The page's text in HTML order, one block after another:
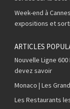
Week-end à
expositions et
ARTICLES
Nouvelle Ligne
devez savoir
Monaco | Les
Les Restaurants